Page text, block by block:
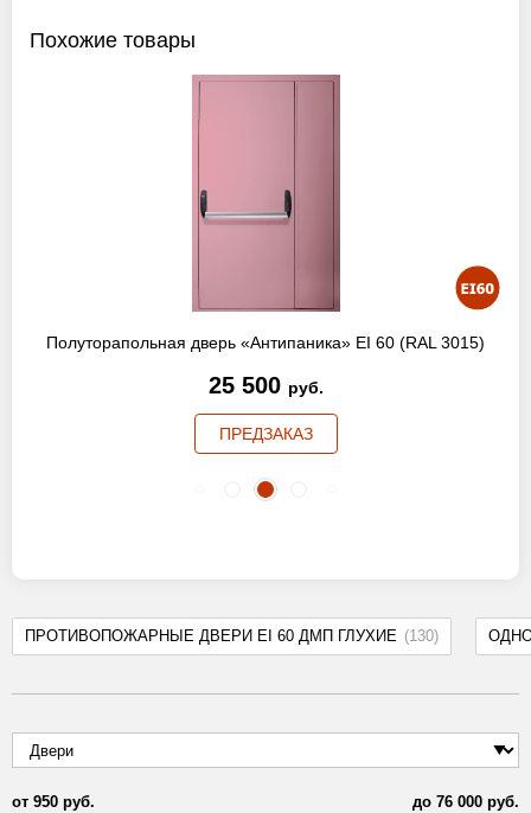
ПРОТИВОПОЖАРНЫЕ ДВЕРИ EI 60 ДМП ГЛУХИЕ (130)
от 950 руб. до 76 000 руб.
Похожие товары
Полуторапольная дверь «Антипаника» EI 60 (RAL 3015)
25 500 руб.
ПРЕДЗАКАЗ